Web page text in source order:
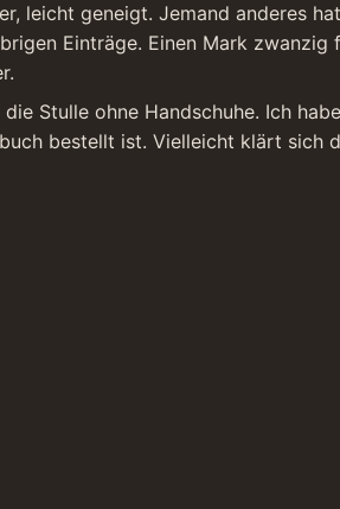
leicht geneigt. Jemand anderes
Einträge. Einen Mark zwanzig
Stulle ohne Handschuhe. Ich
bestellt ist. Vielleicht klärt sich